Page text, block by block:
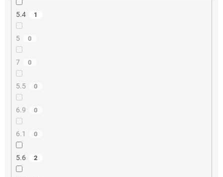
5.4 1
5 0
7 0
5.5 0
6.9 0
6.1 0
5.6 2